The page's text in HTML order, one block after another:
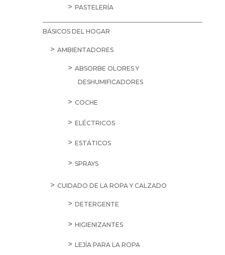
PASTELERÍA
BÁSICOS DEL HOGAR
AMBIENTADORES
ABSORBE OLORES Y
DESHUMIFICADORES
COCHE
ELÉCTRICOS
ESTÁTICOS
SPRAYS
CUIDADO DE LA ROPA Y CALZADO
DETERGENTE
HIGIENIZANTES
LEJÍA PARA LA ROPA